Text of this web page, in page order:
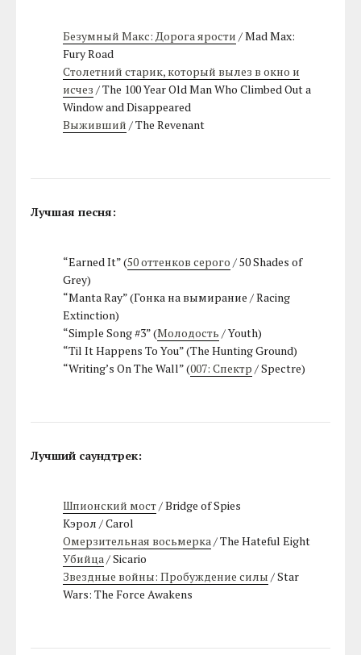
Безумный Макс: Дорога ярости / Mad Max:
Fury Road
Столетний старик, который вылез в окно и
исчез / The 100 Year Old Man Who Climbed Out a
Window and Disappeared
Выживший / The Revenant
Лучшая песня:
“Earned It” (50 оттенков серого / 50 Shades of
Grey)
“Manta Ray” (Гонка на вымирание / Racing
Extinction)
“Simple Song #3” (Молодость / Youth)
“Til It Happens To You” (The Hunting Ground)
“Writing’s On The Wall” (007: Спектр / Spectre)
Лучший саундтрек:
Шпионский мост/ Bridge of Spies
Кэрол / Carol
Омерзительная восьмерка/ The Hateful Eight
Убийца/ Sicario
Звездные войны: Пробуждение силы / Star
Wars: The Force Awakens